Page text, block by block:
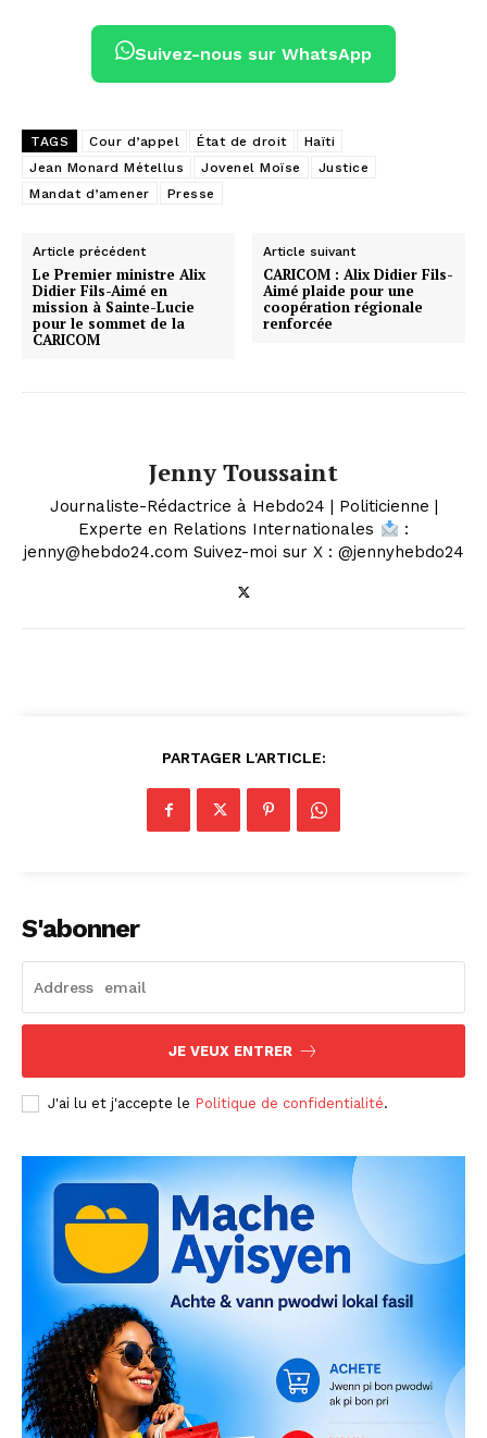
Suivez-nous sur WhatsApp
TAGS Cour d’appel État de droit
Haïti
Jean Monard Métellus
Jovenel Moïse
Justice
Mandat d’amener
Presse
Article précédent
Le Premier ministre Alix
Didier Fils-Aimé en
mission à Sainte-Lucie
pour le sommet de la
CARICOM
Article suivant
CARICOM : Alix Didier Fils-
Aimé plaide pour une
coopération régionale
renforcée
Jenny Toussaint
Journaliste-Rédactrice à Hebdo24 | Politicienne |
Experte en Relations Internationales
:
jenny@hebdo24.com Suivez-moi sur X : @jennyhebdo24
PARTAGER L'ARTICLE:
S'abonner
JE VEUX ENTRER
J'ai lu et j'accepte le Politique de confidentialité.